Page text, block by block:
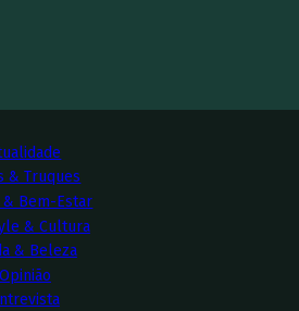
& Truques
& Bem-Estar
& Cultura
& Beleza
Opinião